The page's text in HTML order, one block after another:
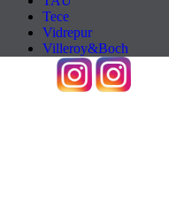
Tece
Vidrepur
Villeroy&Boch